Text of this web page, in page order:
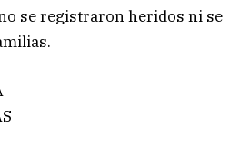
se registraron heridos ni se